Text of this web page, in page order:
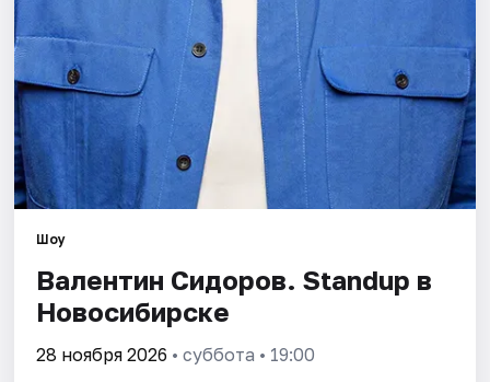
Шоу
Валентин Сидоров. Standup в
Новосибирске
28 ноября 2026 • суббота • 19:00